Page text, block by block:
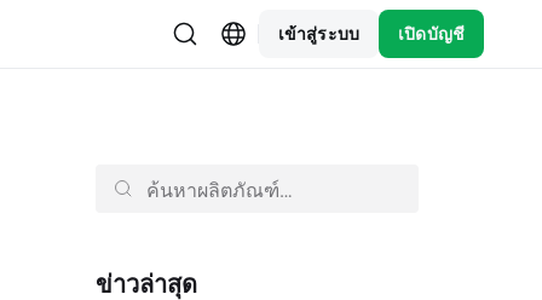
เข้าสู่ระบบ เปิดบัญชี
ข่าวล่าสุด